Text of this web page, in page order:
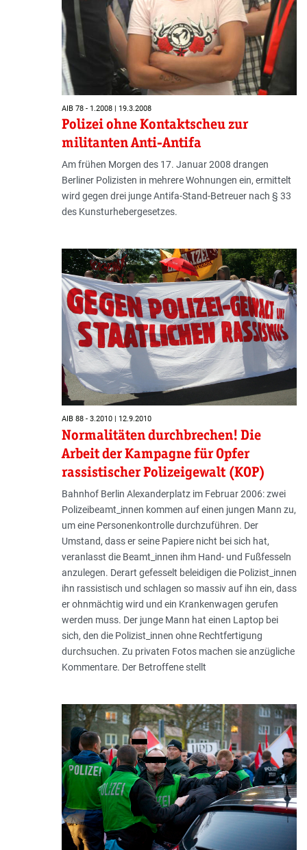
AIB 78 - 1.2008 | 19.3.2008
Polizei ohne Kontaktscheu zur
militanten Anti-Antifa
Am frühen Morgen des 17. Januar 2008 drangen
Berliner Polizisten in mehrere Wohnungen ein, ermittelt
wird gegen drei junge Antifa-Stand-Betreuer nach § 33
des Kunsturhebergesetzes.
AIB 88 - 3.2010 | 12.9.2010
Normalitäten durchbrechen! Die
Arbeit der Kampagne für Opfer
rassistischer Polizeigewalt (KOP)
Bahnhof Berlin Alexanderplatz im Februar 2006: zwei
Polizeibeamt_innen kommen auf einen jungen Mann zu,
um eine Personenkontrolle durchzuführen. Der
Umstand, dass er seine Papiere nicht bei sich hat,
veranlasst die Beamt_innen ihm Hand- und Fußfesseln
anzulegen. Derart gefesselt beleidigen die Polizist_innen
ihn rassistisch und schlagen so massiv auf ihn ein, dass
er ohnmächtig wird und ein Krankenwagen gerufen
werden muss. Der junge Mann hat einen Laptop bei
sich, den die Polizist_innen ohne Rechtfertigung
durchsuchen. Zu privaten Fotos machen sie anzügliche
Kommentare. Der Betroffene stellt